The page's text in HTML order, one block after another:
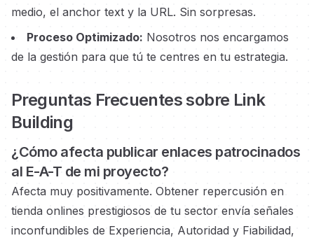
medio, el anchor text y la URL. Sin sorpresas.
Proceso Optimizado: Nosotros nos encargamos
de la gestión para que tú te centres en tu estrategia.
Preguntas Frecuentes sobre Link
Building
¿Cómo afecta publicar enlaces patrocinados
al E-A-T de mi proyecto?
Afecta muy positivamente. Obtener repercusión en
tienda onlines prestigiosos de tu sector envía señales
inconfundibles de Experiencia, Autoridad y Fiabilidad,